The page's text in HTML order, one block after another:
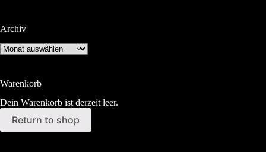
Archiv
Archiv
Warenkorb
Dein Warenkorb ist derzeit leer.
Return to shop